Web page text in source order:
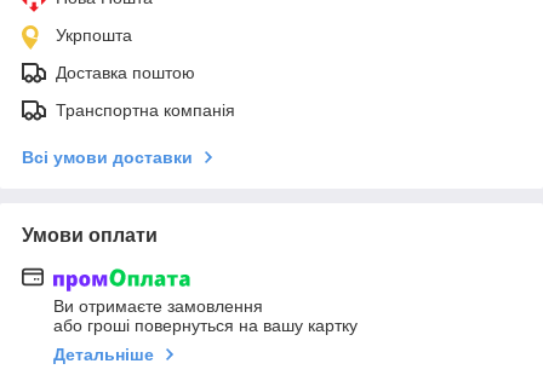
Укрпошта
Доставка поштою
Транспортна компанія
Всі умови доставки
Умови оплати
Ви отримаєте замовлення
або гроші повернуться на вашу картку
Детальніше